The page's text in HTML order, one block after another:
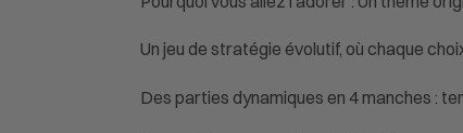
Un jeu de stratégie évolutif, où chaque
Des parties dynamiques en 4 manches :